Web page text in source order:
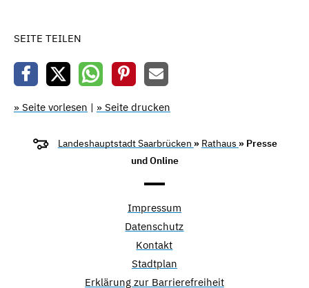
SEITE TEILEN
» Seite vorlesen | » Seite drucken
Landeshauptstadt Saarbrücken » Rathaus » Presse
und Online
Impressum
Datenschutz
Kontakt
Stadtplan
Erklärung zur Barrierefreiheit